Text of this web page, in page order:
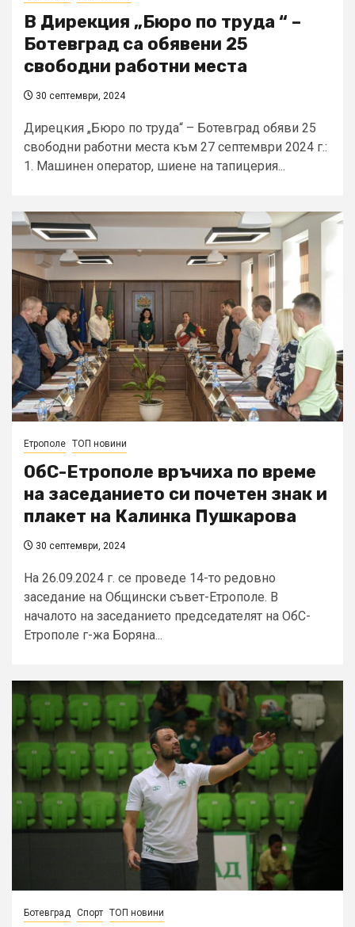
В Дирекция „Бюро по труда “ –
Ботевград са обявени 25
свободни работни места
30 септември, 2024
Дирецкия „Бюро по труда“ – Ботевград обяви 25
свободни работни места към 27 септември 2024 г.:
1. Машинен оператор, шиене на тапицерия...
Етрополе ТОП новини
ОбС-Етрополе връчиха по време
на заседанието си почетен знак и
плакет на Калинка Пушкарова
30 септември, 2024
На 26.09.2024 г. се проведе 14-то редовно
заседание на Общински съвет-Етрополе. В
началото на заседанието председателят на ОбС-
Етрополе г-жа Боряна...
Ботевград Спорт ТОП новини